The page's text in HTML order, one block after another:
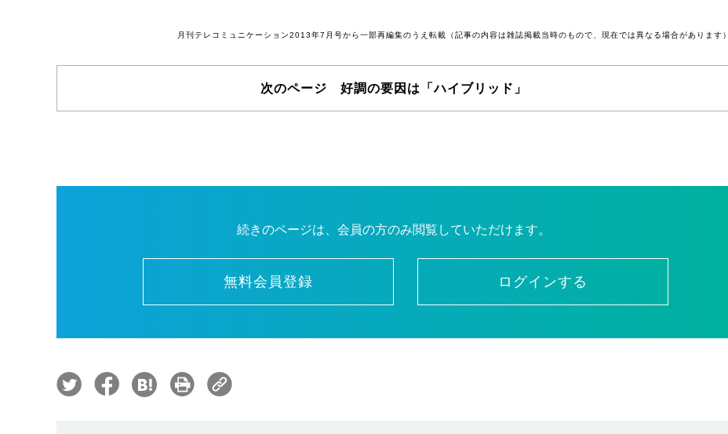
月刊テレコミュニケーション2013年7月号から一部再編集のうえ転載（記事の内容は雑誌掲載当時のもので、現在では異なる場合があります）
次のページ 好調の要因は「ハイブリッド」
続きのページは、会員の方のみ閲覧していただけます。
無料会員登録 ログインする